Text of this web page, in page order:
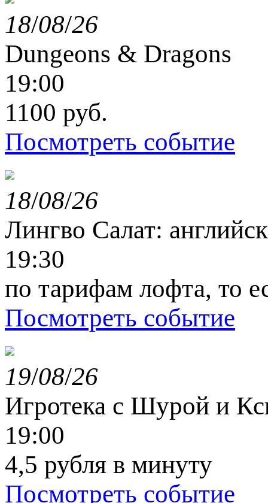
18/08/26
Dungeons & Dragons
19:00
1100 руб.
Посмотреть событие
18/08/26
Лингво Салат:
19:30
по тарифам лофта, то
Посмотреть событие
19/08/26
Игротека с Шурой и
19:00
4,5 рубля в минуту
Посмотреть событие